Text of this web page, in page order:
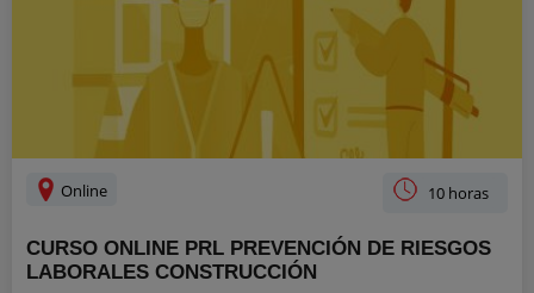
Online 10 horas
CURSO ONLINE PRL PREVENCIÓN DE RIESGOS
LABORALES CONSTRUCCIÓN